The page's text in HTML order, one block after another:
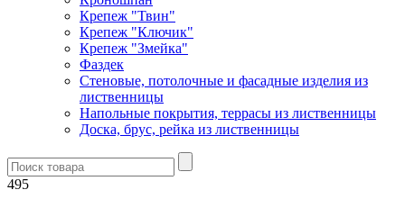
Крепеж "Твин"
Крепеж "Ключик"
Крепеж "Змейка"
Фаздек
Стеновые, потолочные и фасадные изделия из
лиственницы
Напольные покрытия, террасы из лиственницы
Доска, брус, рейка из лиственницы
495